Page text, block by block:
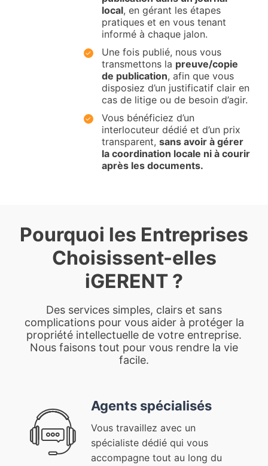
local, en gérant les étapes
pratiques et en vous tenant
informé à chaque jalon.
Une fois publié, nous vous
transmettons la preuve/copie
de publication, afin que vous
disposiez d’un justificatif clair en
cas de litige ou de besoin d’agir.
Vous bénéficiez d’un
interlocuteur dédié et d’un prix
transparent, sans avoir à gérer
la coordination locale ni à courir
après les documents.
Pourquoi les Entreprises
Choisissent-elles
iGERENT ?
Des services simples, clairs et sans
complications pour vous aider à protéger la
propriété intellectuelle de votre entreprise.
Nous faisons tout pour vous rendre la vie
facile.
Agents spécialisés
Vous travaillez avec un
spécialiste dédié qui vous
accompagne tout au long du